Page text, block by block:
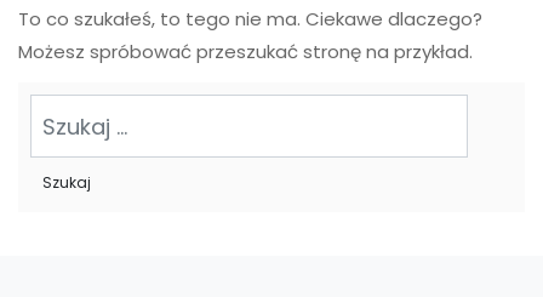
To co szukałeś, to tego nie ma. Ciekawe dlaczego?
Możesz spróbować przeszukać stronę na przykład.